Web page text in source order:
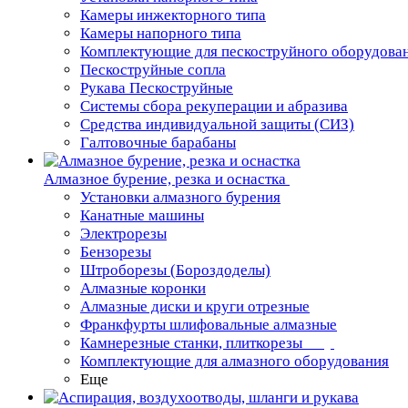
Камеры инжекторного типа
Камеры напорного типа
Комплектующие для пескоструйного
Пескоструйные сопла
Рукава Пескоструйные
Системы сбора рекуперации и абразива
Средства индивидуальной защиты (СИЗ)
Галтовочные барабаны
Алмазное бурение, резка и оснастка
Установки алмазного бурения
Канатные машины
Электрорезы
Бензорезы
Штроборезы (Бороздоделы)
Алмазные коронки
Алмазные диски и круги отрезные
Франкфурты шлифовальные алмазные
Камнерезные станки, плиткорезы
Комплектующие для алмазного оборудования
Еще